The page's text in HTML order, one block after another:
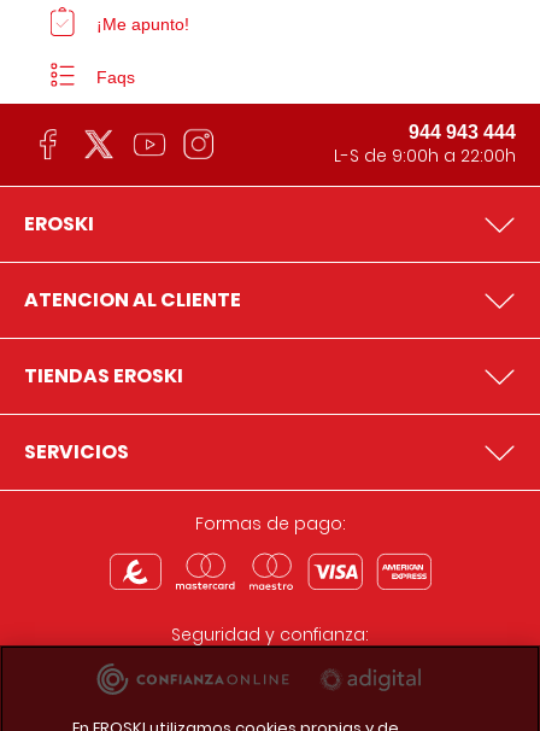
¡Me apunto!
Faqs
944 943 444
L-S de 9:00h a 22:00h
EROSKI
ATENCION AL CLIENTE
TIENDAS EROSKI
SERVICIOS
Formas de pago:
Seguridad y confianza: